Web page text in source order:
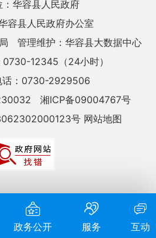
政务公开 服务 互动
：华容县人民政府
容县人民政府办公室
管理维护：华容县大数据中心
12345（24小时）
话：0730-2929506
湘ICP备09004767号
号 网站地图